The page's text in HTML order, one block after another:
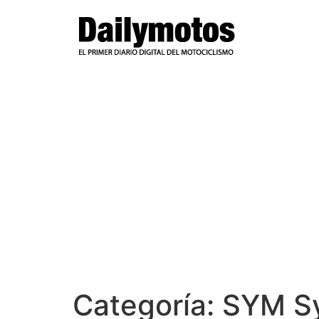
Categoría: SYM